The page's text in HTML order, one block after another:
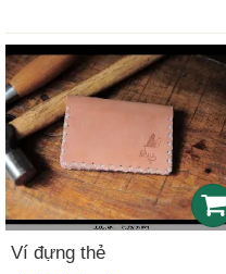
Ví đựng thẻ